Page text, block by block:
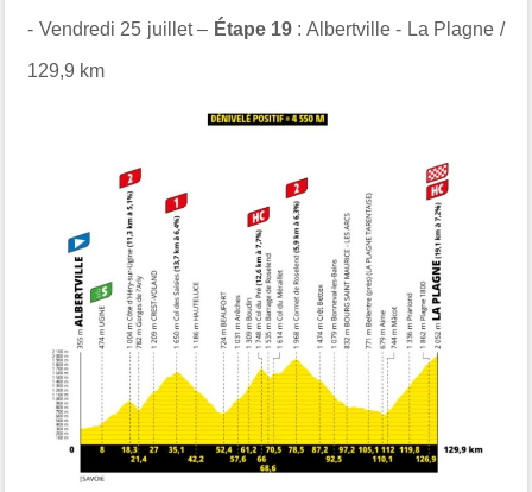
- Vendredi 25 juillet – Étape 19 : Albertville - La Plagne /
129,9 km